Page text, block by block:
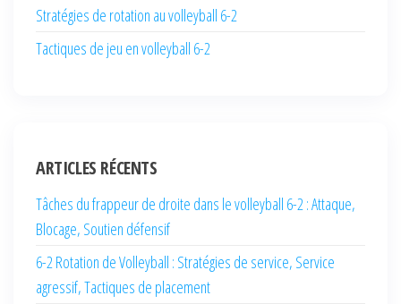
Stratégies de rotation au volleyball 6-2
Tactiques de jeu en volleyball 6-2
ARTICLES RÉCENTS
Tâches du frappeur de droite dans le volleyball 6-2 : Attaque,
Blocage, Soutien défensif
6-2 Rotation de Volleyball : Stratégies de service, Service
agressif, Tactiques de placement